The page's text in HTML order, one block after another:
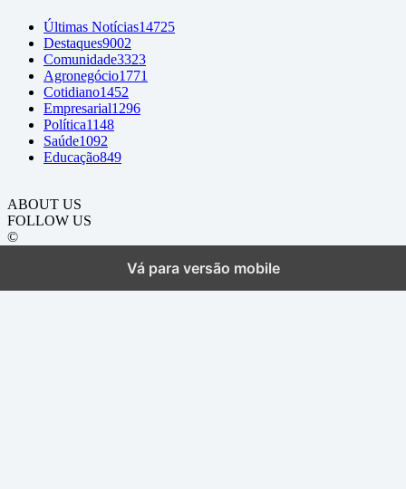
Últimas Notícias14725
Destaques9002
Comunidade3323
Agronegócio1771
Cotidiano1452
Empresarial1296
Política1148
Saúde1092
Educação849
ABOUT US
FOLLOW US
©
Vá para versão mobile